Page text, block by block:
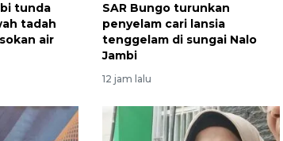
tunda
tadah
air
SAR Bungo turunkan
penyelam cari lansia
tenggelam di sungai Nalo
Jambi
12 jam lalu